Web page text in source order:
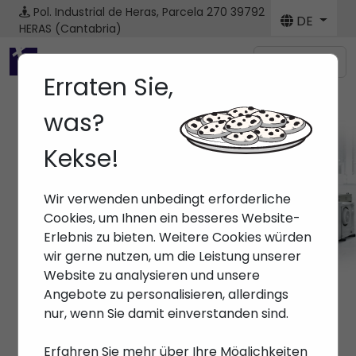
Pol. Industrial de Heras, Parcela 270 39792
HERAS (Cantabria)
DE
Menú
Anfang> Marken >
Erraten Sie,
was?
Kekse!
Wir verwenden unbedingt erforderliche
Cookies, um Ihnen ein besseres Website-
Erlebnis zu bieten. Weitere Cookies würden
wir gerne nutzen, um die Leistung unserer
Website zu analysieren und unsere
Angebote zu personalisieren, allerdings
nur, wenn Sie damit einverstanden sind.
Erfahren Sie mehr über Ihre Möglichkeiten